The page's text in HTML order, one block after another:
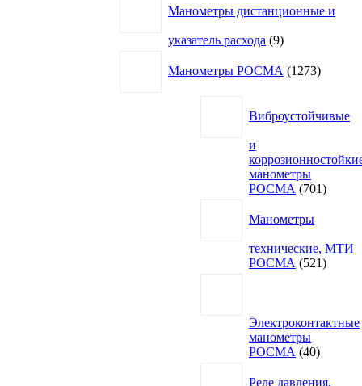
Манометры дистанционные и
указатель расхода 99
Манометры РОСМА
1273товара
Виброустойчивые
и
манометры
РОСМА
701701
Манометры
технические, МТИ
РОСМА
521521
Электроконтактные
манометры
РОСМА
4040
Реле давления,